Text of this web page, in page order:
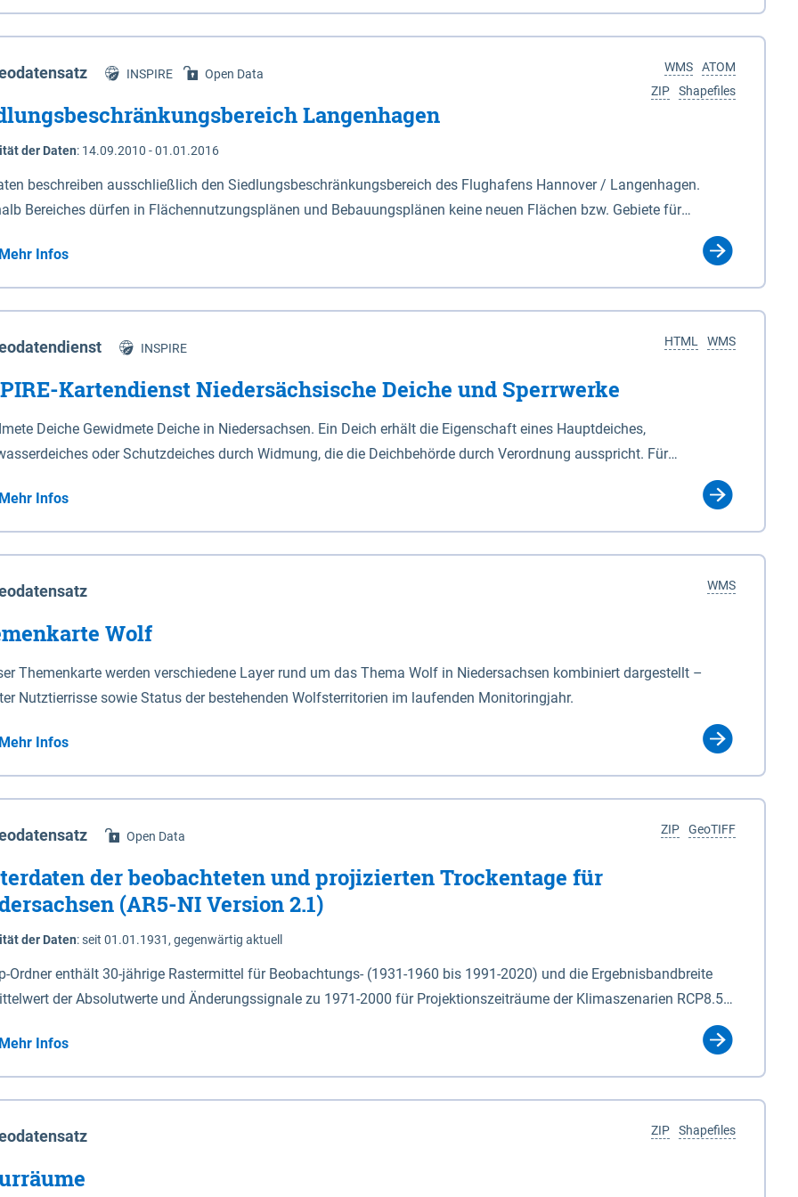
Niedersachsen (vgl. Abb. 4-1) entlang der Elbe zwischen Schnackenburg im Osten und Hohnstorf (Elbe) im Westen
472,5 bei Schnackenburg bis 569 bei Lauenburg). Das Biosphärenreservat umfasst Teile der Landkreise
Dannenberg und Lüneburg.
ATOM
WMS
Shapefiles
ZIP
INSPIRE Open Data
Langenhagen
der Daten: 14.09.2010 - 01.01.2016
beschreiben ausschließlich den Siedlungsbeschränkungsbereich des Flughafens Hannover / Langenhagen.
Bereiches dürfen in Flächennutzungsplänen und Bebauungsplänen keine neuen Flächen bzw. Gebiete für
Mehr Infos
WMS
HTML
INSPIRE
Kartendienst Niedersächsische Deiche und Sperrwerke
Deiche Gewidmete Deiche in Niedersachsen. Ein Deich erhält die Eigenschaft eines Hauptdeiches,
oder Schutzdeiches durch Widmung, die die Deichbehörde durch Verordnung ausspricht. Für
Deiche gelten die Bestimmungen des Niedersächsischen Deichgesetzes (NDG). Die Widmung "2.Deichlinie" ist
Sperrwerke Sperrwerke sind Bauwerke mit Sperrvorrichtungen in Tidegewässern, die dem
eines Gebietes vor erhöhten Tiden, vor allem vor Sturmfluten, zu dienen bestimmt sind (§2 Abs.3 NDG). Ein Bauwerk
Art erhält die Eigenschaft eines Sperrwerkes durch Widmung, die die Deichbehörde durch Verordnung
Mehr Infos
WMS
Wolf
Themenkarte werden verschiedene Layer rund um das Thema Wolf in Niedersachsen kombiniert dargestellt –
Nutztierrisse sowie Status der bestehenden Wolfsterritorien im laufenden Monitoringjahr.
Mehr Infos
GeoTIFF
ZIP
Open Data
der beobachteten und projizierten Trockentage für
(AR5-NI Version 2.1)
der Daten:seit 01.01.1931, gegenwärtig aktuell
Ordner enthält 30-jährige Rastermittel für Beobachtungs- (1931-1960 bis 1991-2020) und die Ergebnisbandbreite
der Absolutwerte und Änderungssignale zu 1971-2000 für Projektionszeiträume der Klimaszenarien RCP8.5
(Jun. - Aug.) - au: Herbst (Sep. - Nov.) - wi: Winter (Dez. - Feb.) - hyr:
Jahr (Nov. - Okt.) - hsu: Hydrologisches Sommerhalbjahr (Mai - Okt.) - hwi: Hydrologisches Winterhalbjahr
- vd: Vegetationsruhe (Okt. - Mär.) Neben den Rasterdaten ist eine
zu den Dateinamen und für eine Darstellung im GIS eine Klassifizierung der Rasterdaten mit Klassenname und
code gegeben.
Mehr Infos
Shapefiles
ZIP